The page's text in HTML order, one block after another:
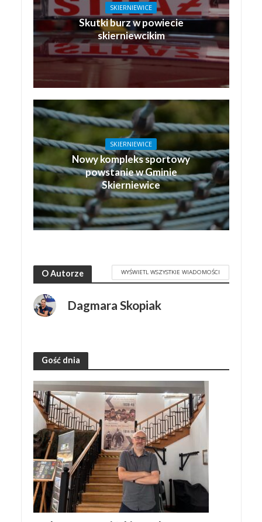
SKIERNIEWICE
Skutki burz w powiecie
skierniewcikim
SKIERNIEWICE
Nowy kompleks sportowy
powstanie w Gminie
Skierniewice
O Autorze WYŚWIETL WSZYSTKIE WIADOMOŚCI
Dagmara Skopiak
Gość dnia